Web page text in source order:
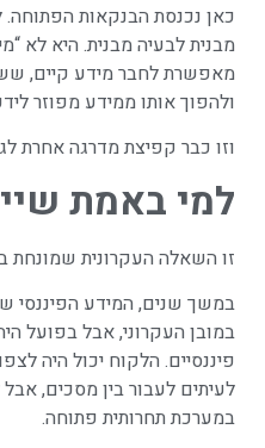
כאן נכנסת הבנקאות
מבנית לבעיה מבנית. היא לא
מאפשרת לחבר מידע קיים,
ולהפוך אותו ממידע מפוזר
וזו כבר קפיצת מדרגה אחרת
למי באמת
זו השאלה העקרונית שמונחת
במשך שנים, המידע הפיננסי
במובן העקרוני, אבל בפועל
פיננסיים. הלקוח יכול היה
לעיתים לעבור בין מסכים,
במערכת תחרותית פתוחה.